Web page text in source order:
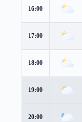
16:00
17:00
18:00
19:00
20:00